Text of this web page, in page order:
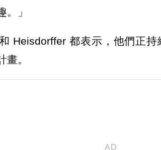
。」
Heisdorffer 都表示，他們正
畫。